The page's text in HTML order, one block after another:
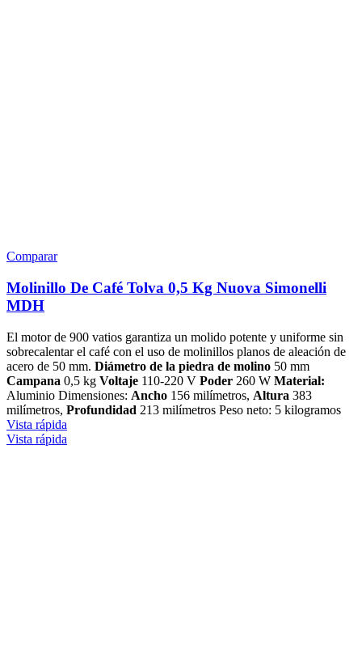
Comparar
Molinillo De Café Tolva 0,5 Kg Nuova Simonelli
MDH
El motor de 900 vatios garantiza un molido potente y uniforme sin
sobrecalentar el café con el uso de molinillos planos de aleación de
acero de 50 mm. Diámetro de la piedra de molino 50 mm
Campana 0,5 kg Voltaje 110-220 V Poder 260 W Material:
Aluminio Dimensiones: Ancho 156 milímetros, Altura 383
milímetros, Profundidad 213 milímetros Peso neto: 5 kilogramos
Vista rápida
Vista rápida